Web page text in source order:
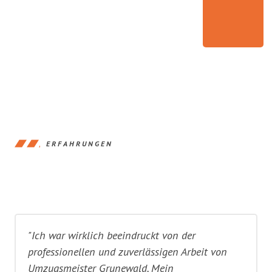
ERFAHRUNGEN
"Ich war wirklich beeindruckt von der
professionellen und zuverlässigen Arbeit von
Umzugsmeister Grunewald. Mein